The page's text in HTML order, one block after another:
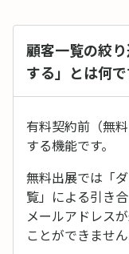
顧客一覧の絞
する」とは何
有料契約前（無
する機能です。
無料出展では「
覧」による引き
メールアドレス
ことができません